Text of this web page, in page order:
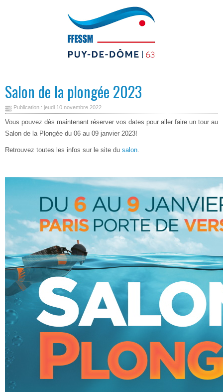
Salon de la plongée 2023
Publication : jeudi 10 novembre 2022
Vous pouvez dès maintenant réserver vos dates pour aller faire un tour au
Salon de la Plongée du 06 au 09 janvier 2023!
Retrouvez toutes les infos sur le site du salon.